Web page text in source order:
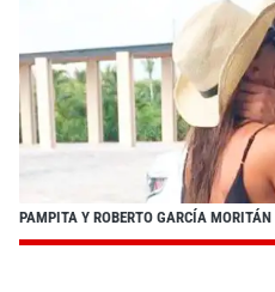
PAMPITA Y ROBERTO GARCÍA MORITÁN